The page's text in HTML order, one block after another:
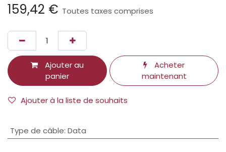
159,42 € Toutes taxes comprises
Ajouter au
panier
Acheter
maintenant
Ajouter à la liste de souhaits
Type de câble: Data